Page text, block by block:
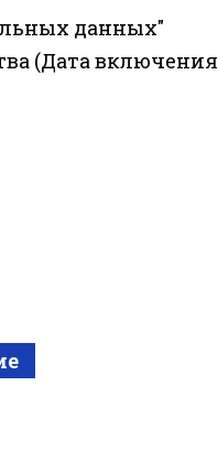
данных"
(Дата включения